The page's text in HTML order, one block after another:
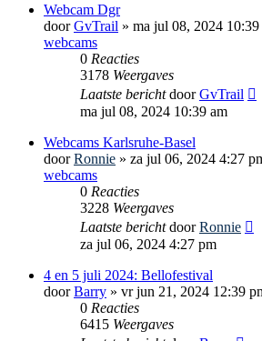
Webcam Dgr
doorGvTrail » ma jul 08, 2024 10:39
webcams
0 Reacties
3178 Weergaves
Laatste berichtdoorGvTrail
ma jul 08, 2024 10:39 am
Webcams Karlsruhe-Basel
doorRonnie » za jul 06, 2024 4:27
webcams
0 Reacties
3228 Weergaves
Laatste berichtdoorRonnie
za jul 06, 2024 4:27 pm
4 en 5 juli 2024: Bellofestival
doorBarry » vr jun 21, 2024 12:39
0 Reacties
6415 Weergaves